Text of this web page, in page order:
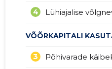
Lühiajalise
4
VÕÕRKAPITALI
Põhivarade
3